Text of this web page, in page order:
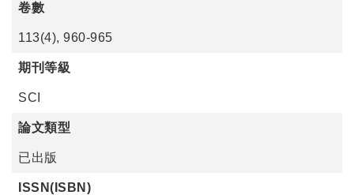
卷數
113(4), 960-965
期刊等級
SCI
論文類型
已出版
ISSN(ISBN)